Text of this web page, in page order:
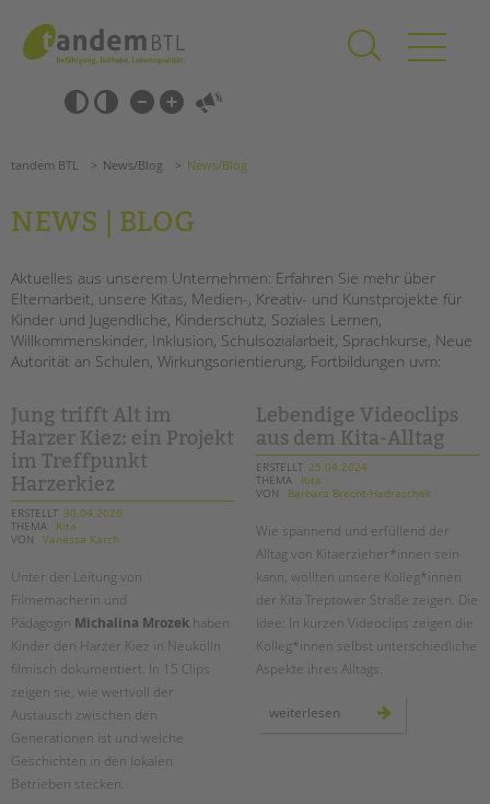
springen
Barrierefrei-
Einstellungen
überspringen
überspringen
SCHULE & GANZTAG
Grundschulen
Oberschulen
Förderzentren
Kollegs
Schulbezogene Sozialarbeit
Tagesgruppen
HILFEN ZUR ERZIEHUNG
EINGLIEDERUNGSHILFE
BETREUTES WOHNEN
TANDEM BTL AKADEMIE
Zertfikatskurse
Seminarkalender
Seminarräume
STADTTEILARBEIT
tandem BTL News/Blog News/Blog
NEWS | BLOG
Aktuelles aus unserem Unternehmen: Erfahren Sie mehr über
Elternarbeit, unsere Kitas, Medien-, Kreativ- und Kunstprojekte für
Kinder und Jugendliche, Kinderschutz, Soziales Lernen,
Willkommenskinder, Inklusion, Schulsozialarbeit, Sprachkurse, Neue
Autorität an Schulen, Wirkungsorientierung, Fortbildungen uvm:
Jung trifft Alt im
Harzer Kiez: ein Projekt
im Treffpunkt
Harzerkiez
ERSTELLT 30.04.2026
THEMA
Kita
VON
Vanessa Karch
Unter der Leitung von
Filmemacherin und
Pädagogin Michalina Mrozek haben
Kinder den Harzer Kiez in Neukölln
filmisch dokumentiert. In 15 Clips
zeigen sie, wie wertvoll der
Austausch zwischen den
Generationen ist und welche
Geschichten in den lokalen
Betrieben stecken.
Lebendige Videoclips
aus dem Kita-Alltag
ERSTELLT 25.04.2024
THEMA
Kita
VON
Barbara Brecht-Hadraschek
Wie spannend und erfüllend der
Alltag von Kitaerzieher*innen sein
kann, wollten unsere Kolleg*innen
der Kita Treptower Straße zeigen. Die
Idee: In kurzen Videoclips zeigen die
Kolleg*innen selbst unterschiedliche
Aspekte ihres Alltags.
weiterlesen lebendige
videoclips